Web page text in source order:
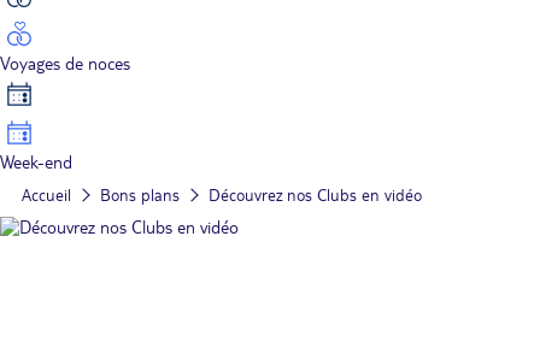
Voyages de noces
Week-end
Accueil Bons plans Découvrez nos Clubs en vidéo